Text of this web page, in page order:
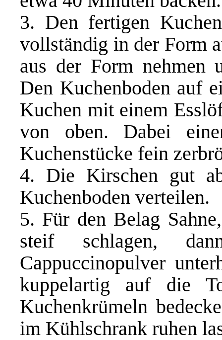
3. Den fertigen
vollständig in der Form
aus der Form nehmen
Den Kuchenboden auf
Kuchen mit einem
von oben. Dabei
Kuchenstücke fein
4. Die Kirschen gut
Kuchenboden verteilen.
5. Für den Belag
steif schlagen,
Cappuccinopulver
kuppelartig auf die
Kuchenkrümeln
im Kühlschrank ruhen